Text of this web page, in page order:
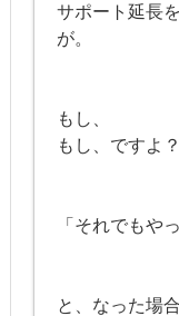
サポート延長
が。
もし、
もし、ですよ？
「それでもや
と、なった場合